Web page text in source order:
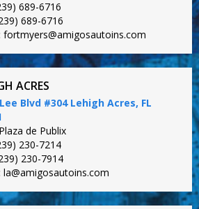
689-6716
689-6716
fortmyers@amigosautoins.com
ACRES
Blvd #304 Lehigh Acres, FL
de Publix
230-7214
230-7914
la@amigosautoins.com